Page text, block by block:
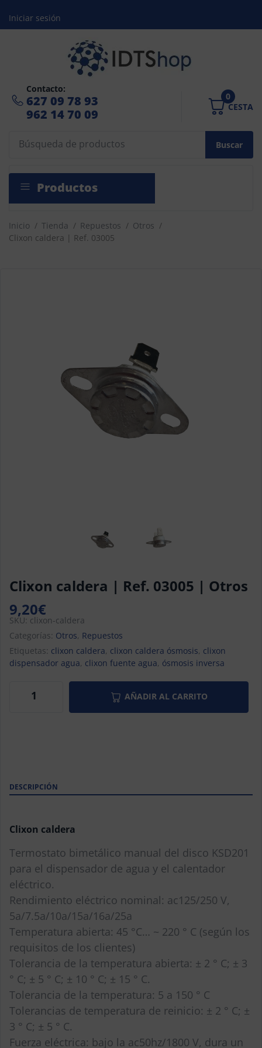
Iniciar sesión
Buscar
Contacto:
627 09 78 93
962 14 70 09
CESTA
0
Productos
Inicio / Tienda / Repuestos / Otros /
Clixon caldera | Ref. 03005
Clixon caldera | Ref. 03005 | Otros
9,20€
SKU: clixon-caldera
Categorías: Otros, Repuestos
Etiquetas: clixon caldera, clixon caldera ósmosis, clixon
dispensador agua, clixon fuente agua, ósmosis inversa
AÑADIR AL CARRITO
DESCRIPCIÓN
Clixon caldera
Termostato bimetálico manual del disco KSD201
para el dispensador de agua y el calentador
eléctrico.
Rendimiento eléctrico nominal: ac125/250 V,
5a/7.5a/10a/15a/16a/25a
Temperatura abierta: 45 °C… ~ 220 ° C (según los
requisitos de los clientes)
Tolerancia de la temperatura abierta: ± 2 ° C; ± 3
° C; ± 5 ° C; ± 10 ° C; ± 15 ° C.
Tolerancia de la temperatura: 5 a 150 ° C
Tolerancias de temperatura de reinicio: ± 2 ° C; ±
3 ° C; ± 5 ° C.
Fuerza eléctrica: bajo la ac50hz/1800 V, dura un